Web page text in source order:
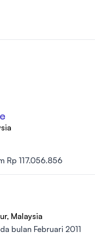
Rp 117.056.856
Malaysia
bulan Februari 2011